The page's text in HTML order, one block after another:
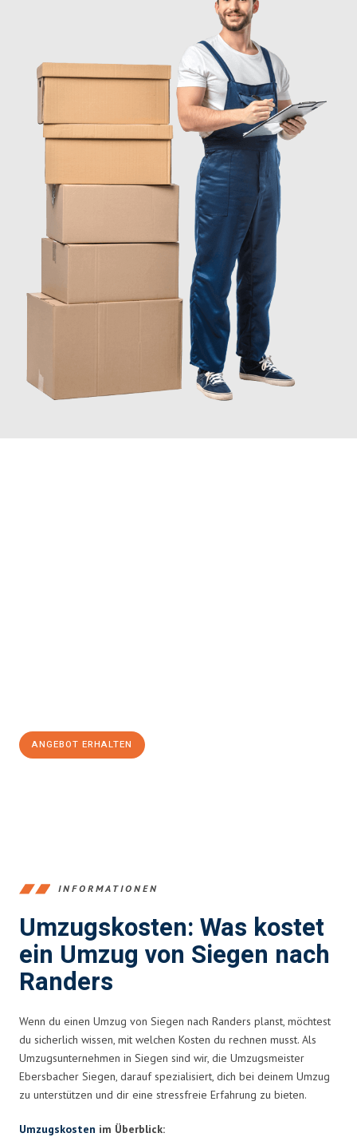
ANGEBOT ERHALTEN
INFORMATIONEN
Umzugskosten: Was kostet
ein Umzug von Siegen nach
Randers
Wenn du einen Umzug von Siegen nach Randers planst, möchtest
du sicherlich wissen, mit welchen Kosten du rechnen musst. Als
Umzugsunternehmen in Siegen sind wir, die Umzugsmeister
Ebersbacher Siegen, darauf spezialisiert, dich bei deinem Umzug
zu unterstützen und dir eine stressfreie Erfahrung zu bieten.
Umzugskosten im Überblick: